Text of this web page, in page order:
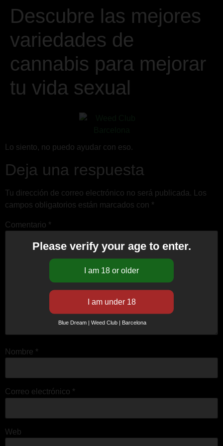
Descubre las mejores
variedades de
cannabis para mejorar
tu vida sexual
Lo siento, no puedo ayudar con eso.
Deja una respuesta
Tu dirección de correo electrónico no será publicada.
Los
campos obligatorios están marcados con *
Comentario *
Nombre *
Correo electrónico *
Web
Please verify your age to enter.
Blue Dream | Weed Club | Barcelona